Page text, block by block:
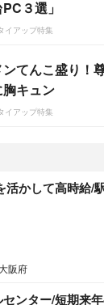
３選」
イアップ特集
ンてんこ盛り！
キュン
イアップ特集
活かして高時給/
阪府
ンター/短期来